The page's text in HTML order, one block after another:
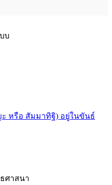
บ
หรือ สัมมาทิฐิ) อยู่ในขันธ์
ศาสนา